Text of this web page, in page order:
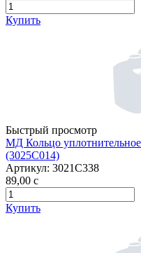
Купить
Быстрый просмотр
МД Кольцо
(3025С014)
Артикул: 3021С338
89,00 c
Купить